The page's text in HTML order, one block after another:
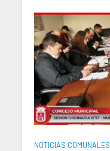
NOTICIAS COMUNALES